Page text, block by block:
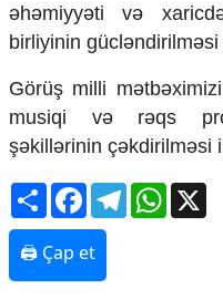
Crossmedia.az - 1 yaş
Siyasət
Məhkəmə və hüquq
Ekologiya
Zəfər - 5
Gənclər və İdman
Media və QHT
Hadisə
Sağlamlıq
Sosium
Mənəvi dəyərlər
əhəmiyyəti və
birliyinin
Görüş milli
musiqi və rəqs
şəkillərinin çəkdirilməsi
ShareFacebookTelegram
🖨 Çap et